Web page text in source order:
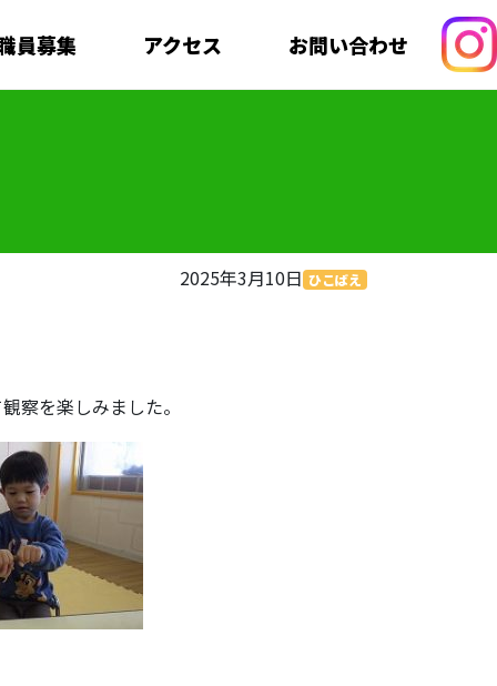
員募集 アクセス お問い合わせ
2025年3月10日 ひこばえ
を楽しみました。